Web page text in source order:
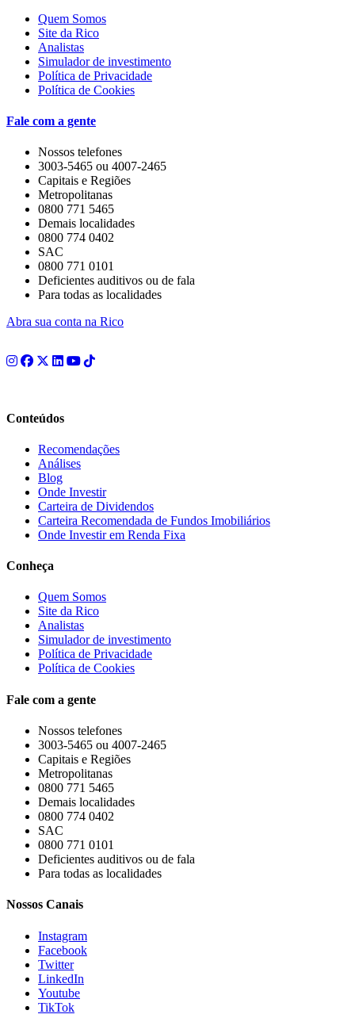
Quem Somos
Site da Rico
Analistas
Simulador de investimento
Política de Privacidade
Política de Cookies
Fale com a gente
Nossos telefones
3003-5465 ou 4007-2465
Capitais e Regiões
Metropolitanas
0800 771 5465
Demais localidades
0800 774 0402
SAC
0800 771 0101
Deficientes auditivos ou de fala
Para todas as localidades
Abra sua conta na Rico
Conteúdos
Recomendações
Análises
Blog
Onde Investir
Carteira de Dividendos
Carteira Recomendada de Fundos Imobiliários
Onde Investir em Renda Fixa
Conheça
Quem Somos
Site da Rico
Analistas
Simulador de investimento
Política de Privacidade
Política de Cookies
Fale com a gente
Nossos telefones
3003-5465 ou 4007-2465
Capitais e Regiões
Metropolitanas
0800 771 5465
Demais localidades
0800 774 0402
SAC
0800 771 0101
Deficientes auditivos ou de fala
Para todas as localidades
Nossos Canais
Instagram
Facebook
Twitter
LinkedIn
Youtube
TikTok